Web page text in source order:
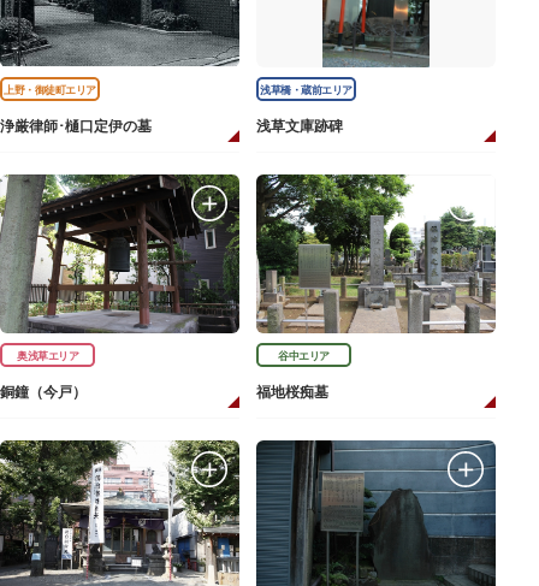
上野・御徒町エリア
浄厳律師･樋口定伊の墓
浅草橋・蔵前エリア
浅草文庫跡碑
奥浅草エリア
銅鐘（今戸）
谷中エリア
福地桜痴墓